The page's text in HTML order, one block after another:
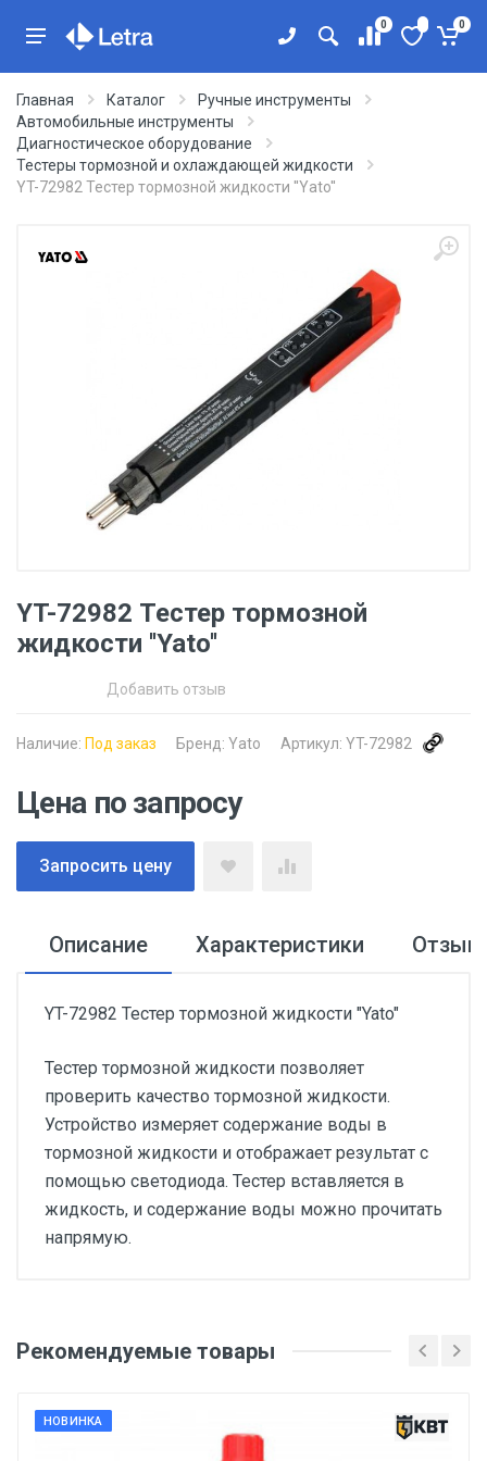
0 0
Главная Каталог
Ручные инструменты
Автомобильные инструменты
Диагностическое оборудование
Тестеры тормозной и охлаждающей жидкости
YT-72982 Тестер тормозной жидкости ''Yato''
YT-72982 Тестер тормозной
жидкости ''Yato''
Добавить отзыв
Наличие: Под заказ Бренд: Yato Артикул: YT-72982
Цена по запросу
Запросить цену
Описание Характеристики
YT-72982 Тестер тормозной жидкости "Yato"
Тестер тормозной жидкости позволяет
проверить качество тормозной жидкости.
Устройство измеряет содержание воды в
тормозной жидкости и отображает результат с
помощью светодиода. Тестер вставляется в
жидкость, и содержание воды можно прочитать
напрямую.
Вес
Бренд
Ваше имя
Рекомендуемые товары
НОВИНКА